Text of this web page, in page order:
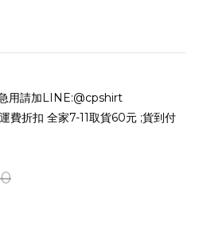
用請加LINE:@cpshirt
費折扣 全家7-11取貨60元 ;貨到付